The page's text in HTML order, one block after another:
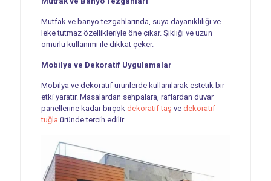
Mutfak ve banyo tezgahlarında, suya dayanıklılığı ve
leke tutmaz özellikleriyle öne çıkar. Şıklığı ve uzun
ömürlü kullanımı ile dikkat çeker.
Mobilya ve Dekoratif Uygulamalar
Mobilya ve dekoratif ürünlerde kullanılarak estetik bir
etki yaratır. Masalardan sehpalara, raflardan duvar
panellerine kadar birçok dekoratif taş ve dekoratif
tuğla üründe tercih edilir.